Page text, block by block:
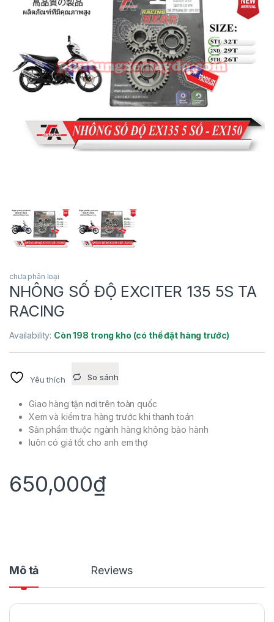
chưa phân loại
NHÔNG SỐ ĐỘ EXCITER 135 5S TA
RACING
Availability: Còn 198 trong kho (có thể đặt hàng trước)
Yêu thích So sánh
Giao hàng tận nơi trên toàn quốc
Xem và kiểm tra hàng trước khi thanh toán
Sản phẩm thuộc ngành hàng không bảo hành
luôn có giá tốt cho anh em thợ
650,000₫
Mô tả Reviews